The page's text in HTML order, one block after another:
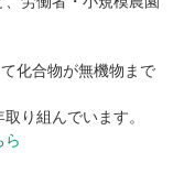
化合物が無機物まで
り組んでいます。
ら